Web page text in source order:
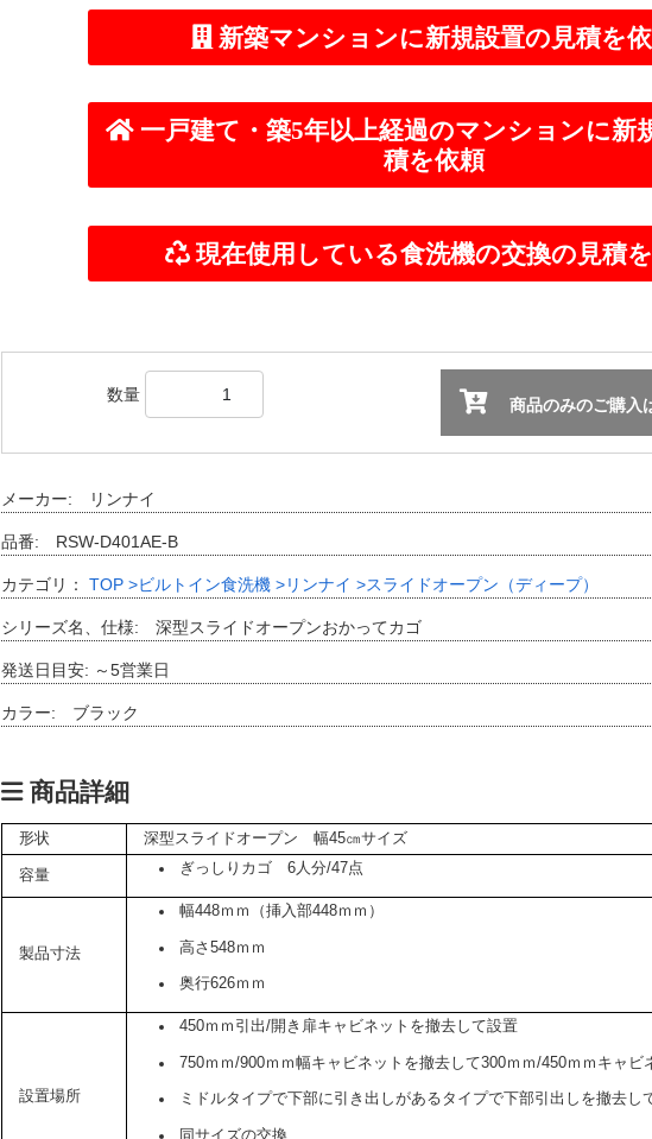
数量
商品のみのご購入
メーカー: リンナイ
品番: RSW-D401AE-B
カテゴリ： TOP >ビルトイン食洗機 >リンナイ >スライドオープン（ディープ）
シリーズ名、仕様: 深型スライドオープンおかってカゴ
発送日目安: ～5営業日
カラー: ブラック
商品詳細
形状 深型スライドオープン 幅45㎝サイズ
容量 ぎっしりカゴ 6人分/47点
製品寸法
幅448ｍｍ（挿入部448ｍｍ）
高さ548ｍｍ
奥行626ｍｍ
設置場所
450ｍｍ引出/開き扉キャビネットを撤去して設置
750ｍｍ/900ｍｍ幅キャビネットを撤去して300ｍｍ/450ｍｍキャビ
ミドルタイプで下部に引き出しがあるタイプで下部引出しを撤去し
同サイズの交換